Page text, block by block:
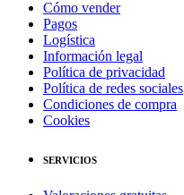
Cómo vender
Pagos
Logística
Información legal
Política de privacidad
Política de redes sociales
Condiciones de compra
Cookies
SERVICIOS